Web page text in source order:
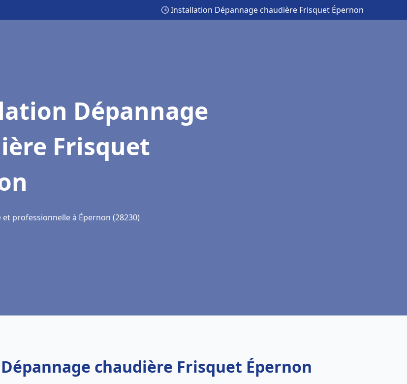
🕒 Installation Dépannage chaudière Frisquet Épernon
Dépannage
Frisquet
professionnelle à Épernon (28230)
chaudière Frisquet Épernon